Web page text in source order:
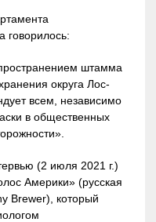
говорилось:
штамма
округа Лос-
всем, независимо
в общественных
(2 июля 2021 г.)
Америки» (русская
Brewer), который